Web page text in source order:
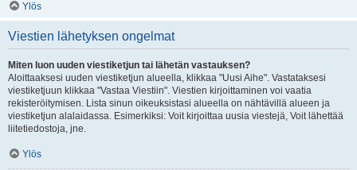
Ylös
Viestien lähetyksen ongelmat
Miten luon uuden viestiketjun tai lähetän vastauksen?
Aloittaaksesi uuden viestiketjun alueella, klikkaa "Uusi Aihe". Vastataksesi
viestiketjuun klikkaa "Vastaa Viestiin". Viestien kirjoittaminen voi vaatia
rekisteröitymisen. Lista sinun oikeuksistasi alueella on nähtävillä alueen ja
viestiketjun alalaidassa. Esimerkiksi: Voit kirjoittaa uusia viestejä, Voit lähettää
liitetiedostoja, jne.
Ylös